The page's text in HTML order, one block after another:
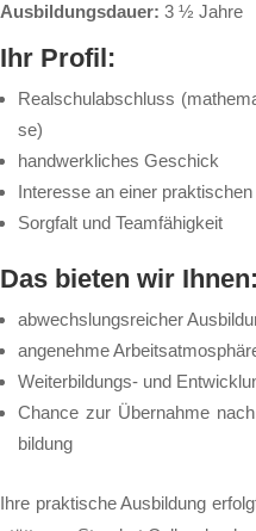
Aus­bil­dungs­dau­er: 3 ½ Jah­re
Ihr Pro­fil:
Re­al­schul­ab­schluss
se)
hand­werk­li­ches Ge­schick
In­te­res­se an ei­ner
Sorg­falt und Team­fä­hig­keit
Das bie­ten wir Ih­nen:
ab­wechs­lungs­rei­cher
an­ge­neh­me
Wei­ter­bil­dungs- und
Chan­ce zur Über­nah­me
bil­dung
Ih­re prak­ti­sche Aus­bil­dung